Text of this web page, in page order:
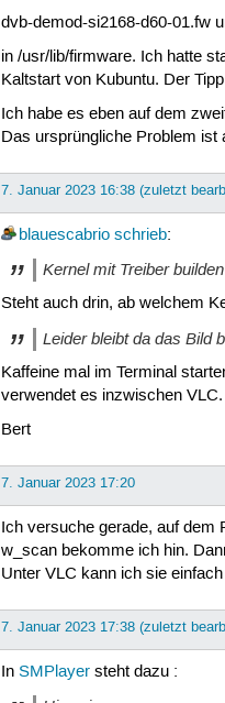
dvb-demod-si2168-d60-01.fw
in /usr/lib/firmware. Ich hatte
Kaltstart von Kubuntu. Der
Ich habe es eben auf dem
Das ursprüngliche Problem ist
7. Januar 2023 16:38 (zuletzt
blauescabrio schrieb:
Kernel mit Treiber
Steht auch drin, ab welchem
Leider bleibt da das Bild
Kaffeine mal im Terminal
verwendet es inzwischen
Bert
7. Januar 2023 17:20
Ich versuche gerade, auf dem
w_scan bekomme ich hin.
Unter VLC kann ich sie
7. Januar 2023 17:38 (zuletzt
In SMPlayersteht dazu :